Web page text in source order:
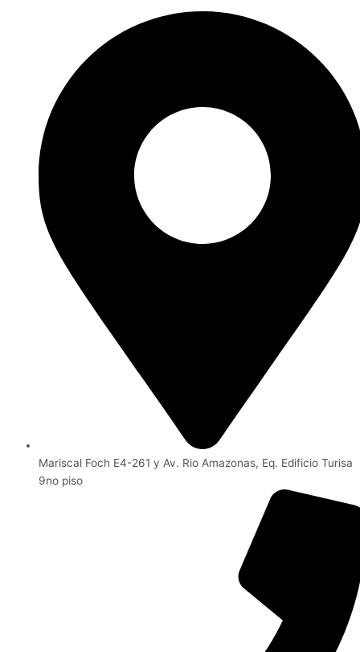
Mariscal Foch E4-261 y Av. Rio Amazonas, Eq. Edificio Turisa
9no piso